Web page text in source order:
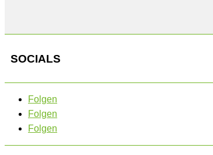
SOCIALS
Folgen
Folgen
Folgen